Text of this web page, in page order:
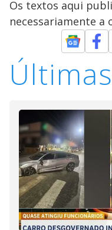
Os textos aqui
necessariamente a
Últimas